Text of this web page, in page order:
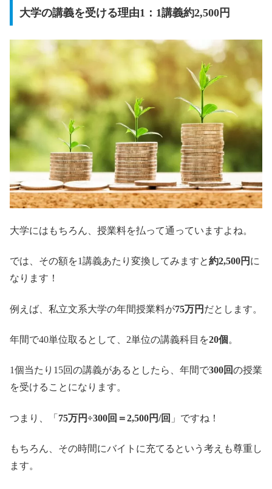
大学の講義を受ける理由1：1講義約2,500円
大学にはもちろん、授業料を払って通っていますよね。
では、その額を1講義あたり変換してみますと約2,500円 に
なります！
例えば、私立文系大学の年間授業料が75万円 だとします。
年間で40単位取るとして、2単位の講義科目を20個 。
1個当たり15回の講義があるとしたら、年間で300回の授業
を受けることになります。
つまり、「 75万円÷300回＝2,500円/回 」ですね！
もちろん、その時間にバイトに充てるという考えも尊重し
ます。